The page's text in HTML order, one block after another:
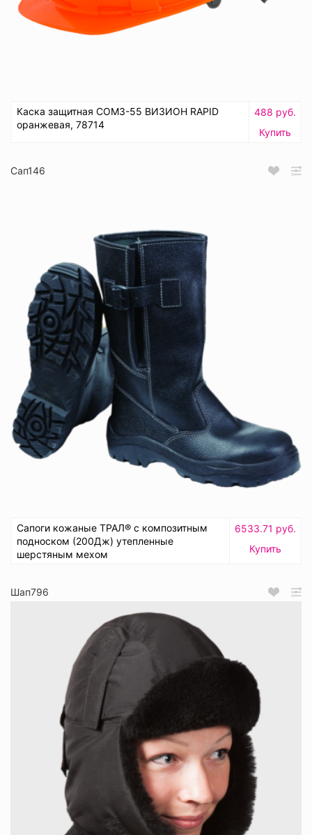
Каска защитная СОМЗ-55 ВИЗИОН RAPID
оранжевая, 78714
488 руб.
Купить
Сап146
Сапоги кожаные ТРАЛ® с композитным
подноском (200Дж) утепленные
шерстяным мехом
6533.71 руб.
Купить
Шап796